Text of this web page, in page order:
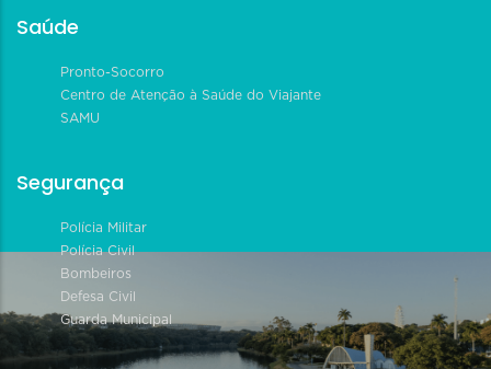
Saúde
Pronto-Socorro
Centro de Atenção à Saúde do Viajante
SAMU
Segurança
Polícia Militar
Polícia Civil
Bombeiros
Defesa Civil
Guarda Municipal